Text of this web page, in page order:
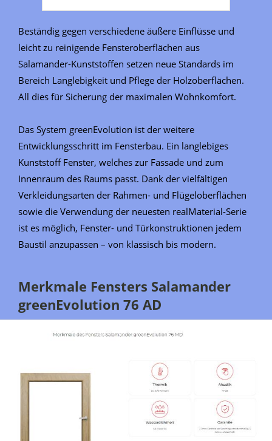
Beständig gegen verschiedene äußere Einflüsse und
leicht zu reinigende Fensteroberflächen aus
Salamander-Kunststoffen setzen neue Standards im
Bereich Langlebigkeit und Pflege der Holzoberflächen.
All dies für Sicherung der maximalen Wohnkomfort.
Das System greenEvolution ist der weitere
Entwicklungsschritt im Fensterbau. Ein langlebiges
Kunststoff Fenster, welches zur Fassade und zum
Innenraum des Raums passt. Dank der vielfältigen
Verkleidungsarten der Rahmen- und Flügeloberflächen
sowie die Verwendung der neuesten realMaterial-Serie
ist es möglich, Fenster- und Türkonstruktionen jedem
Baustil anzupassen – von klassisch bis modern.
Merkmale Fensters Salamander
greenEvolution 76 AD